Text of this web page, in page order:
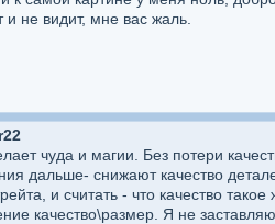
и не видит, мне вас жаль.
чуда и магии. Без потери
дальше- снижают качество
и считать - что качество
качество\размер. Я не